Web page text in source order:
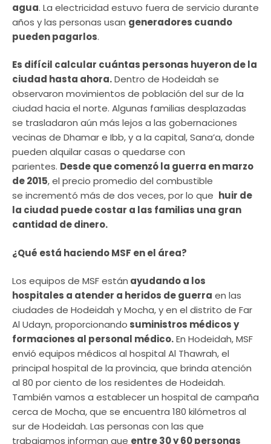
agua. La electricidad estuvo fuera de servicio durante
años y las personas usan generadores cuando
pueden pagarlos.
Es difícil calcular cuántas personas huyeron de la
ciudad hasta ahora.Dentro de Hodeidah se
observaron movimientos de población del sur de la
ciudad hacia el norte. Algunas familias desplazadas
se trasladaron aún más lejos a las gobernaciones
vecinas de Dhamar e Ibb, y a la capital, Sana’a, donde
pueden alquilar casas o quedarse con
parientes. Desde que comenzó la guerra en marzo
de 2015, el precio promedio del combustible
se incrementó más de dos veces, por lo que huir de
la ciudad puede costar a las familias una gran
cantidad de dinero.
¿Qué está haciendo MSF en el área?
Los equipos de MSF están ayudando a los
hospitales a atender a heridos de guerra en las
ciudades de Hodeidah y Mocha, y en el distrito de Far
Al Udayn, proporcionando suministros médicos y
formaciones al personal médico.En Hodeidah, MSF
envió equipos médicos al hospital Al Thawrah, el
principal hospital de la provincia, que brinda atención
al 80 por ciento de los residentes de Hodeidah.
También vamos a establecer un hospital de campaña
cerca de Mocha, que se encuentra 180 kilómetros al
sur de Hodeidah. Las personas con las que
trabajamos informan que entre 30 y 60 personas